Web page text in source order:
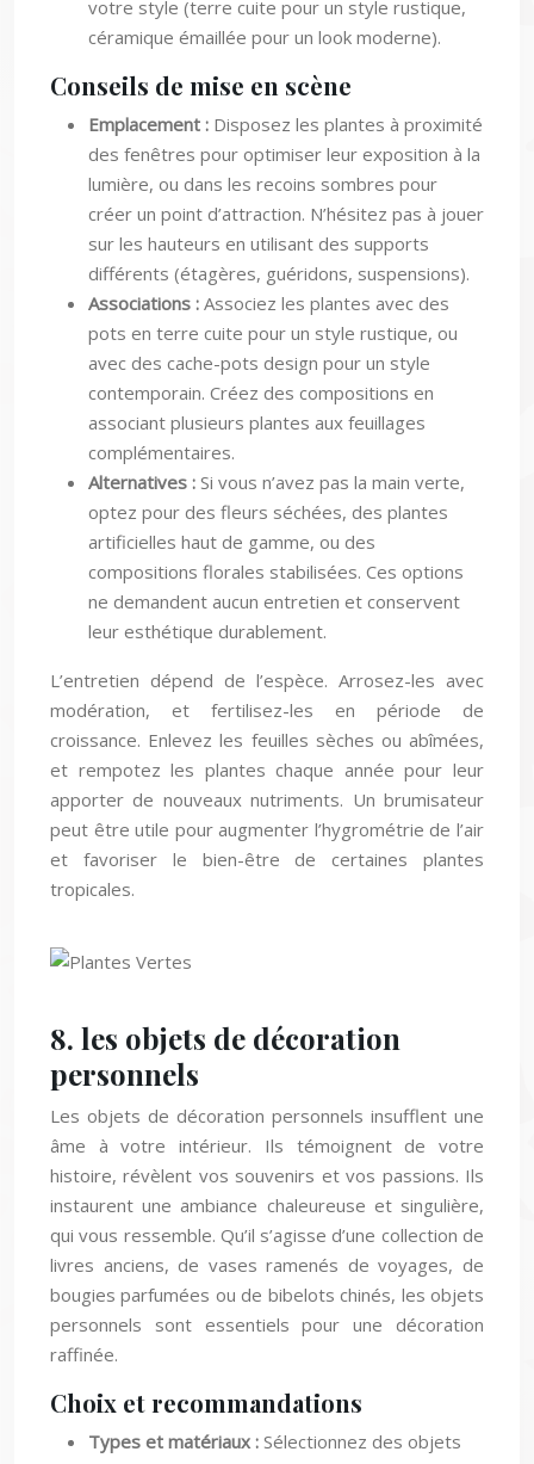
céramique émaillée pour un look moderne).
des fenêtres pour optimiser leur exposition à la
lumière, ou dans les recoins sombres pour
créer un point d’attraction. N’hésitez pas à jouer
sur les hauteurs en utilisant des supports
différents (étagères, guéridons, suspensions).
Associations :Associez les plantes avec des
pots en terre cuite pour un style rustique, ou
avec des cache-pots design pour un style
contemporain. Créez des compositions en
associant plusieurs plantes aux feuillages
complémentaires.
Alternatives :Si vous n’avez pas la main verte,
optez pour des fleurs séchées, des plantes
artificielles haut de gamme, ou des
compositions florales stabilisées. Ces options
ne demandent aucun entretien et conservent
leur esthétique durablement.
modération, et fertilisez-les en période de
croissance. Enlevez les feuilles sèches ou abîmées,
et rempotez les plantes chaque année pour leur
apporter de nouveaux nutriments. Un brumisateur
peut être utile pour augmenter l’hygrométrie de l’air
et favoriser le bien-être de certaines plantes
tropicales.
8. les objets de décoration
personnels
Les objets de décoration personnels insufflent une
âme à votre intérieur. Ils témoignent de votre
histoire, révèlent vos souvenirs et vos passions. Ils
instaurent une ambiance chaleureuse et singulière,
qui vous ressemble. Qu’il s’agisse d’une collection de
livres anciens, de vases ramenés de voyages, de
bougies parfumées ou de bibelots chinés, les objets
personnels sont essentiels pour une décoration
raffinée.
qui vous plaisent et qui s’harmonisent avec